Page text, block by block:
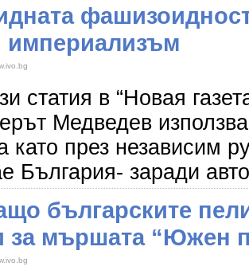
империализъм
в “Новая
Медведев
като през независим
България- заради
българските
за мършата “Южен